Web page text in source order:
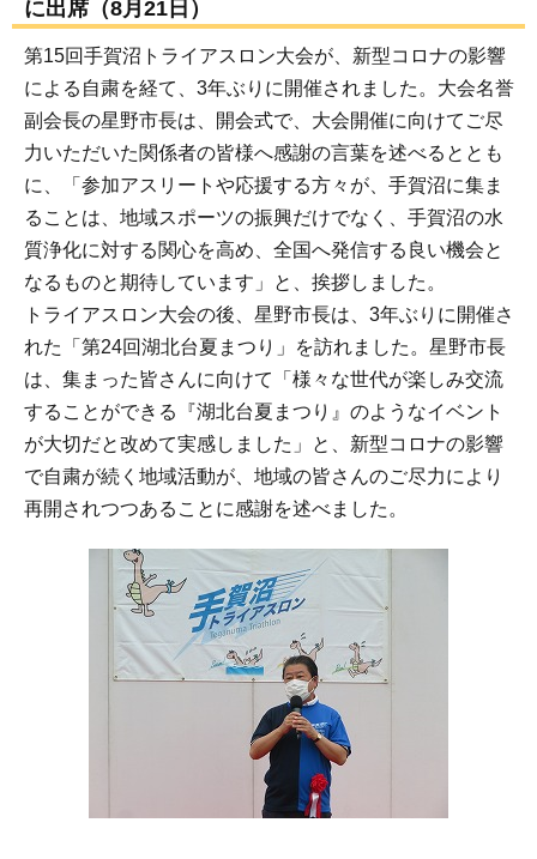
に出席（8月21日）
第15回手賀沼トライアスロン大会が、新型コロナの影響
による自粛を経て、3年ぶりに開催されました。大会名誉
副会長の星野市長は、開会式で、大会開催に向けてご尽
力いただいた関係者の皆様へ感謝の言葉を述べるととも
に、「参加アスリートや応援する方々が、手賀沼に集ま
ることは、地域スポーツの振興だけでなく、手賀沼の水
質浄化に対する関心を高め、全国へ発信する良い機会と
なるものと期待しています」と、挨拶しました。
トライアスロン大会の後、星野市長は、3年ぶりに開催さ
れた「第24回湖北台夏まつり」を訪れました。星野市長
は、集まった皆さんに向けて「様々な世代が楽しみ交流
することができる『湖北台夏まつり』のようなイベント
が大切だと改めて実感しました」と、新型コロナの影響
で自粛が続く地域活動が、地域の皆さんのご尽力により
再開されつつあることに感謝を述べました。